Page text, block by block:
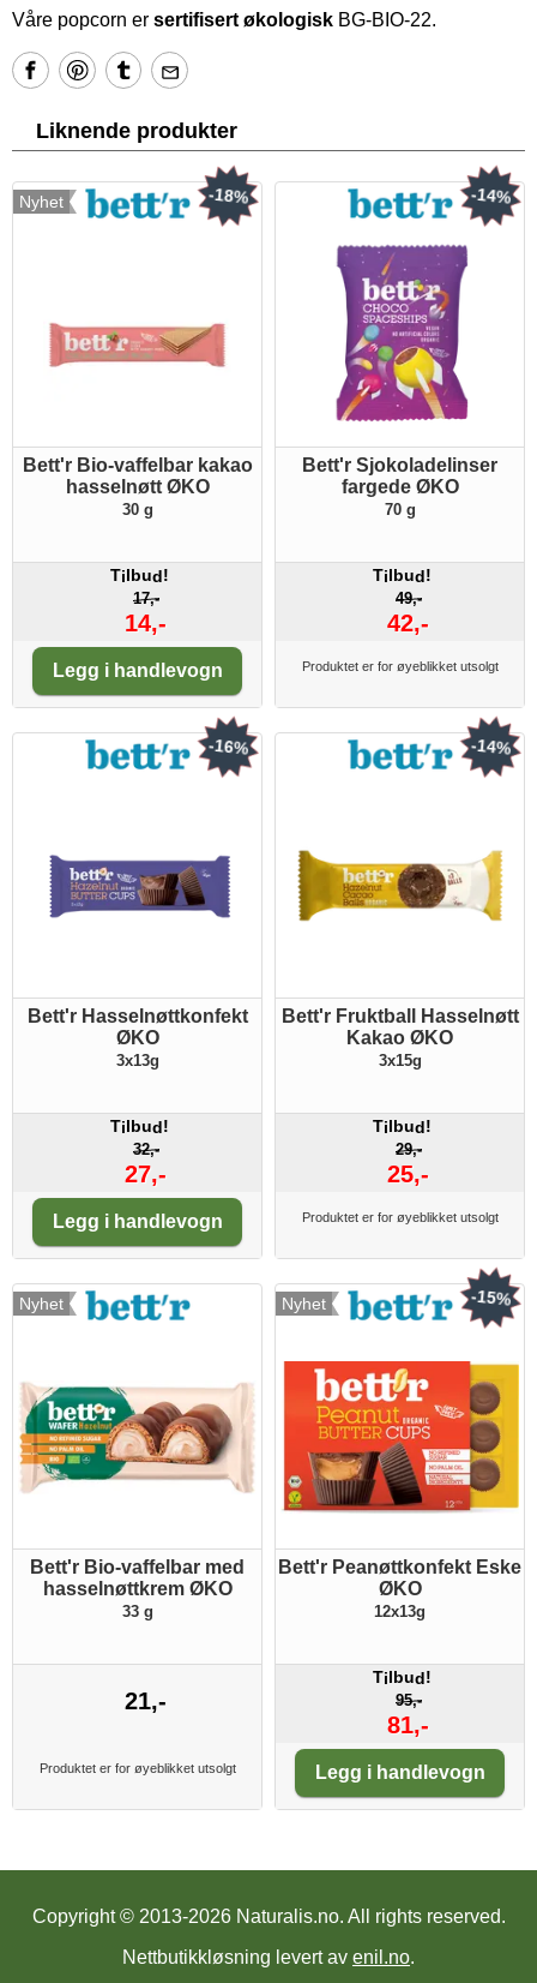
Våre popcorn er sertifisert økologisk BG-BIO-22.
Liknende produkter
Nyhet
Bett'r Bio-vaffelbar kakao
hasselnøtt ØKO
30 g
Tilbud!
17,-
14,-
-18%
Legg i handlevogn
Bett'r Sjokoladelinser
fargede ØKO
70 g
Tilbud!
49,-
42,-
-14%
Produktet er for øyeblikket utsolgt
Bett'r Hasselnøttkonfekt
ØKO
3x13g
Tilbud!
32,-
27,-
-16%
Legg i handlevogn
Bett'r Fruktball Hasselnøtt
Kakao ØKO
3x15g
Tilbud!
29,-
25,-
-14%
Produktet er for øyeblikket utsolgt
Nyhet
Bett'r Bio-vaffelbar med
hasselnøttkrem ØKO
33 g
21,-
Produktet er for øyeblikket utsolgt
Nyhet
Bett'r Peanøttkonfekt Eske
ØKO
12x13g
Tilbud!
95,-
81,-
-15%
Legg i handlevogn
Copyright © 2013-2026 Naturalis.no. All rights reserved.
Nettbutikkløsning levert av enil.no.